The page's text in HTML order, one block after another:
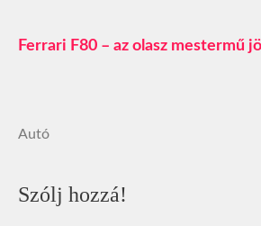
Ferrari F80 – az olasz mestermű
Autó
Szólj hozzá!